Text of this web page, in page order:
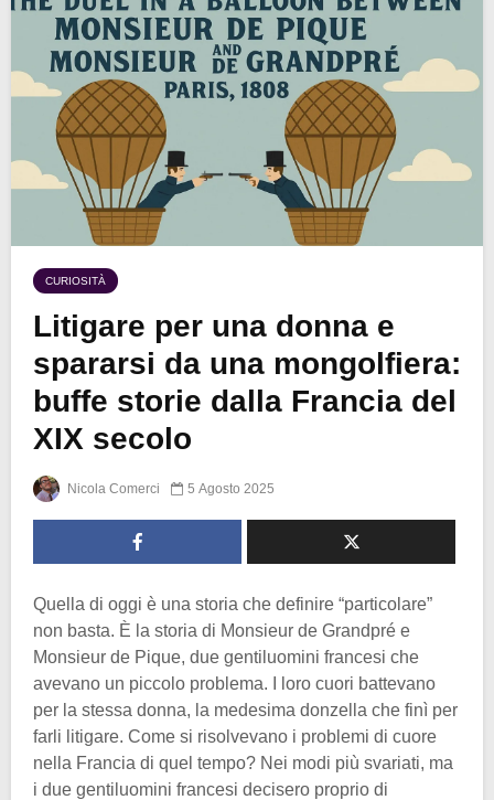
CURIOSITÀ
Litigare per una donna e
spararsi da una mongolfiera:
buffe storie dalla Francia del
XIX secolo
Nicola Comerci 5 Agosto 2025
Quella di oggi è una storia che definire “particolare”
non basta. È la storia di Monsieur de Grandpré e
Monsieur de Pique, due gentiluomini francesi che
avevano un piccolo problema. I loro cuori battevano
per la stessa donna, la medesima donzella che finì per
farli litigare. Come si risolvevano i problemi di cuore
nella Francia di quel tempo? Nei modi più svariati, ma
i due gentiluomini francesi decisero proprio di